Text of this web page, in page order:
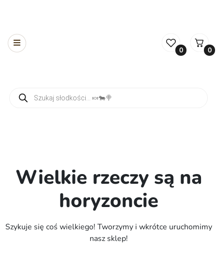
0 0
Wielkie rzeczy są na
horyzoncie
Szykuje się coś wielkiego! Tworzymy i wkrótce uruchomimy
nasz sklep!